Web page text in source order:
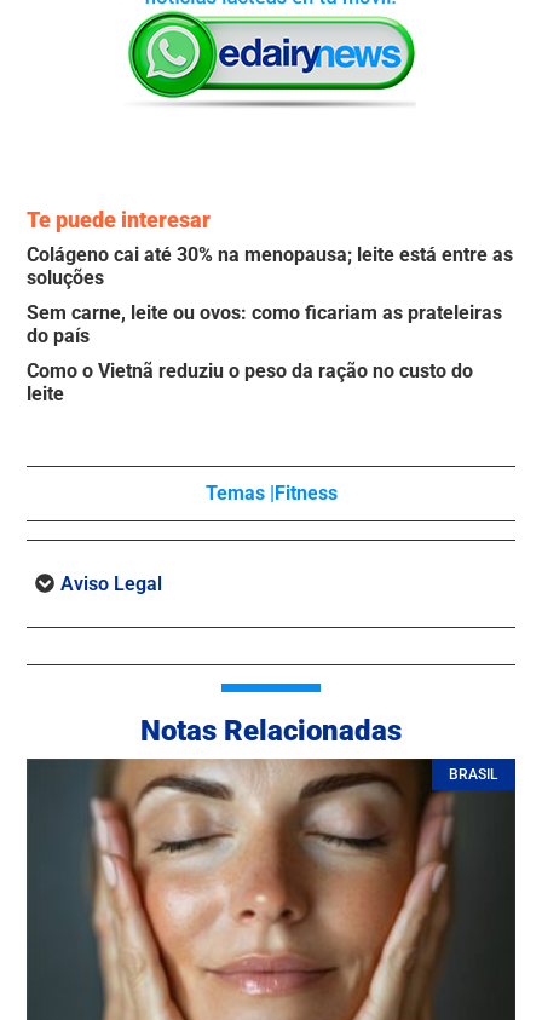
Te puede interesar
Colágeno cai até 30% na menopausa; leite está entre as
soluções
Sem carne, leite ou ovos: como ficariam as prateleiras
do país
Como o Vietnã reduziu o peso da ração no custo do
leite
Temas |Fitness
Aviso Legal
Notas Relacionadas
BRASIL